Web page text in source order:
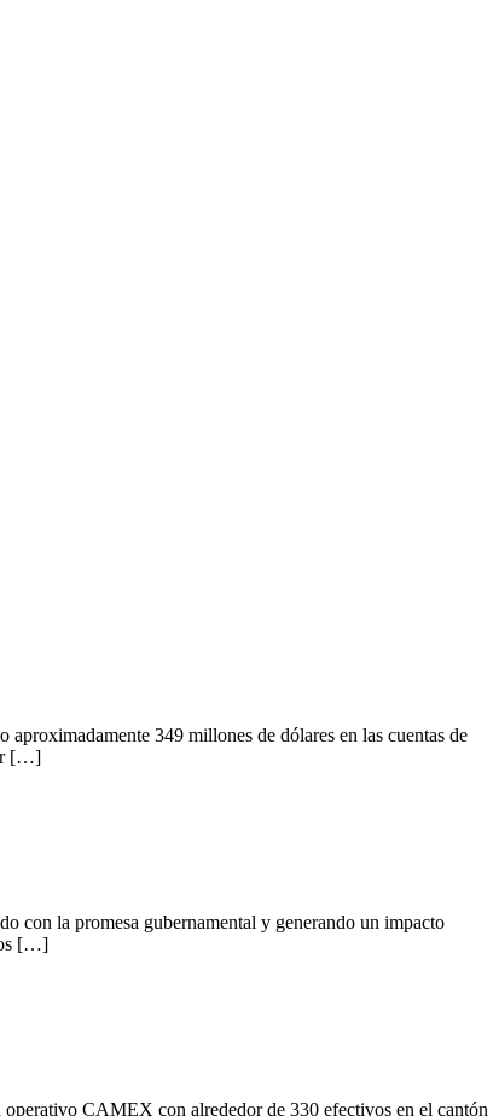
349 millones de dólares en las cuentas de
[…]
con la promesa gubernamental y generando un impacto
[…]
CAMEX con alrededor de 330 efectivos en el cantón